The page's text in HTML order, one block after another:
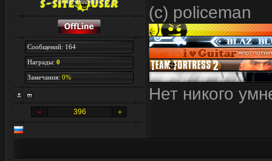
Сообщений: 164
Награды: 0
Замечания: 0%
396
(с) policeman
Нет никого